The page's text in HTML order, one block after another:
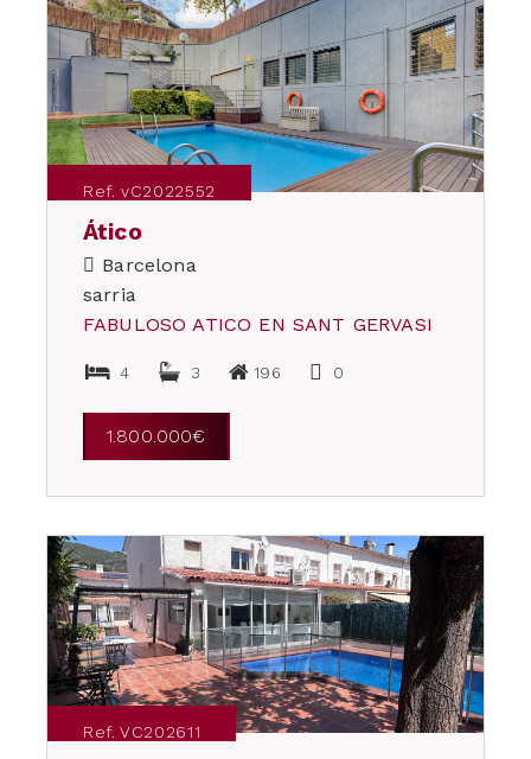
Ref. vC2022552
Ático
Barcelona
sarria
FABULOSO ATICO EN SANT GERVASI
4 3 196 0
1.800.000€
Ref. VC202611